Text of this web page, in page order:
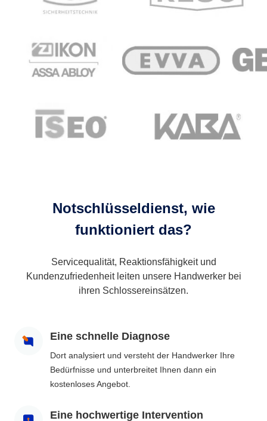
Notschlüsseldienst, wie
funktioniert das?
Servicequalität, Reaktionsfähigkeit und
Kundenzufriedenheit leiten unsere Handwerker bei
ihren Schlossereinsätzen.
Eine schnelle Diagnose
Dort analysiert und versteht der Handwerker Ihre
Bedürfnisse und unterbreitet Ihnen dann ein
kostenloses Angebot.
Eine hochwertige Intervention